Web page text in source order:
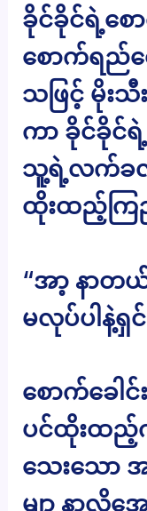
ခိုင်ခိုင်ရဲ့စေ
စောက်ရည်တွ
သဖြင့် မို
ကာ ခိုင်ခိုင်
သူ့ရဲ့လက်ခလ
ထိုးထည့်က
“အာ့ နာတ
မလုပ်ပါနဲ့ရှ
စောက်ခေါ
ပင်ထိုးထည့်က
သေးသော
မျာ နာလို့အ